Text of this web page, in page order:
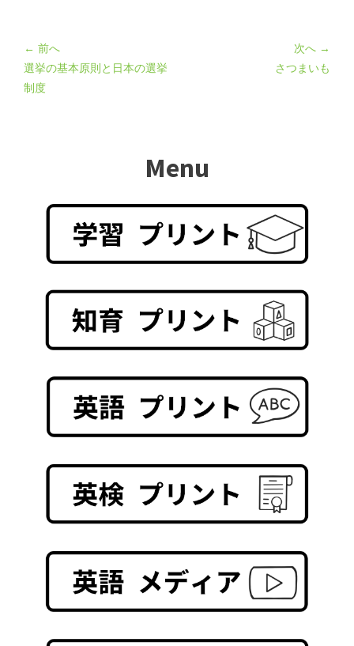
← 前へ
選挙の基本原則と日本の選挙
制度
次へ →
さつまいも
Menu